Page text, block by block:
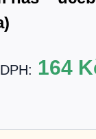
164